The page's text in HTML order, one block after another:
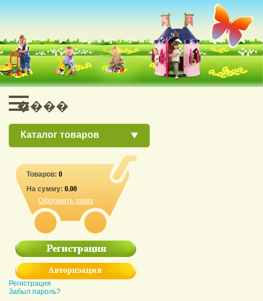
Каталог товаров
Товаров: 0
На сумму: 0.00
Оформить заказ
Регистрация
Забыл пароль?